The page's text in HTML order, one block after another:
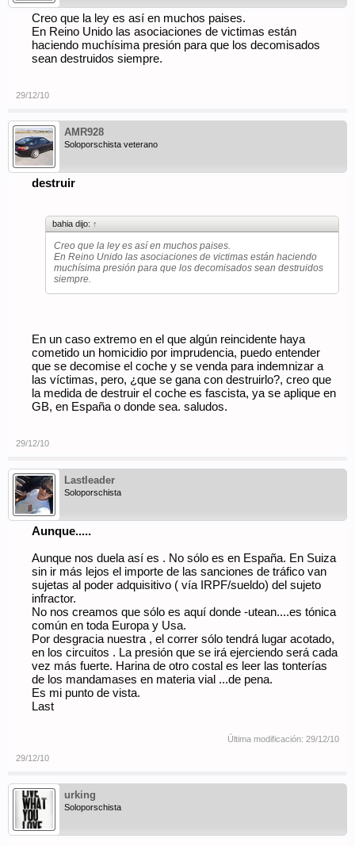
Creo que la ley es así en muchos paises.
En Reino Unido las asociaciones de victimas están
haciendo muchísima presión para que los decomisados
sean destruidos siempre.
29/12/10
AMR928
Soloporschista veterano
destruir
bahia dijo: ↑
Creo que la ley es así en muchos paises.
En Reino Unido las asociaciones de victimas están haciendo
muchísima presión para que los decomisados sean destruidos
siempre.
En un caso extremo en el que algún reincidente haya
cometido un homicidio por imprudencia, puedo entender
que se decomise el coche y se venda para indemnizar a
las víctimas, pero, ¿que se gana con destruirlo?, creo que
la medida de destruir el coche es fascista, ya se aplique en
GB, en España o donde sea. saludos.
29/12/10
Lastleader
Soloporschista
Aunque.....
Aunque nos duela así es . No sólo es en España. En Suiza
sin ir más lejos el importe de las sanciones de tráfico van
sujetas al poder adquisitivo ( vía IRPF/sueldo) del sujeto
infractor.
No nos creamos que sólo es aquí donde -utean....es tónica
común en toda Europa y Usa.
Por desgracia nuestra , el correr sólo tendrá lugar acotado,
en los circuitos . La presión que se irá ejerciendo será cada
vez más fuerte. Harina de otro costal es leer las tonterías
de los mandamases en materia vial ...de pena.
Es mi punto de vista.
Last
Última modificación: 29/12/10
29/12/10
urking
Soloporschista